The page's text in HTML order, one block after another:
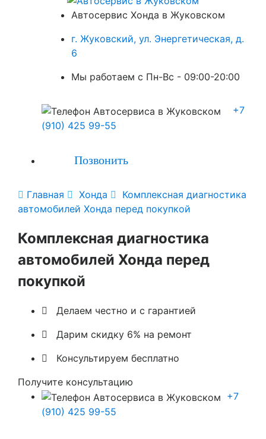
Автосервис Хонда в Жуковском
г. Жуковский, ул. Энергетическая, д.
6
Мы работаем с Пн-Вc - 09:00-20:00
+7
(910) 425 99-55
Позвонить
 Главная  Хонда 
Комплексная диагностика
автомобилей Хонда перед покупкой
Комплексная диагностика
автомобилей Хонда перед
покупкой
 Делаем честно и с гарантией
 Дарим скидку 6% на ремонт
 Консультируем бесплатно
Получите консультацию
+7
(910) 425 99-55